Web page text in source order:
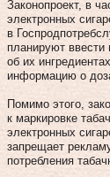
Законопроект, в
электронных
в
планируют ввести
об их
информацию о
Помимо этого,
к маркировке
электронных
запрещает
потребления